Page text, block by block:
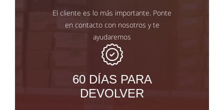
El cliente es lo más importante. Ponte
en contacto con nosotros y te
ayudaremos
60 DÍAS PARA
DEVOLVER